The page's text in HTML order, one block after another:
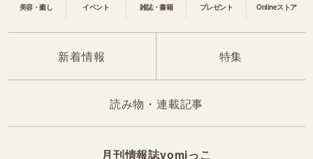
美容・癒し イベント 雑誌・書籍 プレゼント Onlineストア
新着情報 特集
読み物・連載記事
月刊情報誌yomiっこ